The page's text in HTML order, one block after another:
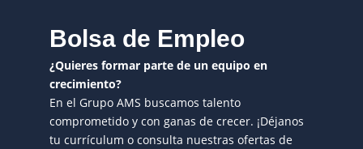
Bolsa de Empleo
¿Quieres formar parte de un equipo en
crecimiento?
En el Grupo AMS buscamos talento
comprometido y con ganas de crecer. ¡Déjanos
tu currículum o consulta nuestras ofertas de